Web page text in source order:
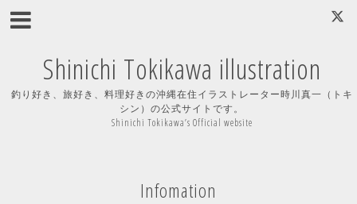
Shinichi Tokikawa illustration
釣り好き、旅好き、料理好きの沖縄在住イラストレーター時川真一（トキ
シン）の公式サイトです。
Shinichi Tokikawa’s Official website
Infomation